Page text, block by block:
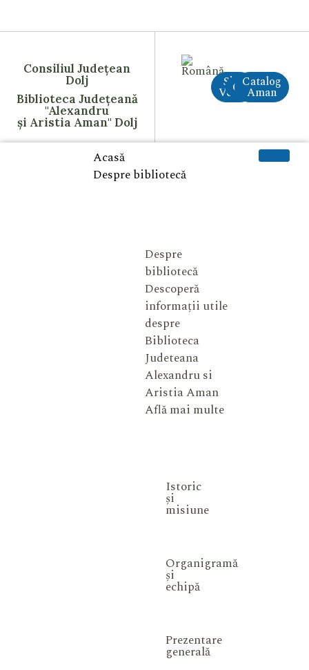
Consiliul Județean
Dolj
Biblioteca Județeană
"Alexandru
și Aristia Aman" Dolj
Site
VechiCreAI
Catalog
Aman
Acasă
Despre bibliotecă
Despre
bibliotecă
Descoperă
informații utile
despre
Biblioteca
Judeteana
Alexandru si
Aristia Aman
Află mai multe
Istoric
și
misiune
Organigramă
și
echipă
Prezentare
generală